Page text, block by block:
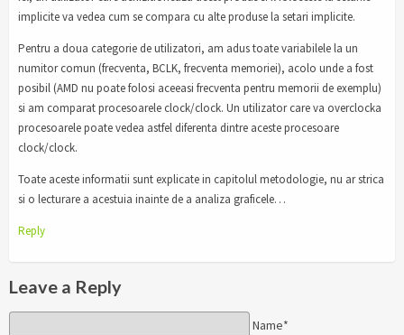
implicite va vedea cum se compara cu alte produse la setari implicite.
Pentru a doua categorie de utilizatori, am adus toate variabilele la un
numitor comun (frecventa, BCLK, frecventa memoriei), acolo unde a fost
posibil (AMD nu poate folosi aceeasi frecventa pentru memorii de exemplu)
si am comparat procesoarele clock/clock. Un utilizator care va overclocka
procesoarele poate vedea astfel diferenta dintre aceste procesoare
clock/clock.
Toate aceste informatii sunt explicate in capitolul metodologie, nu ar strica
si o lecturare a acestuia inainte de a analiza graficele…
Reply
Leave a Reply
Name*